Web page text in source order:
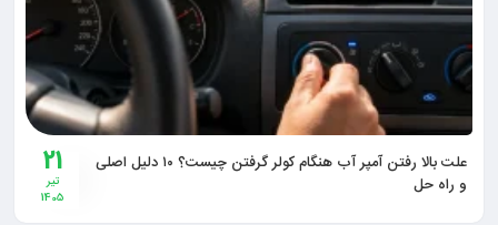
21
تیر
1405
علت بالا رفتن آمپر آب هنگام کولر گرفتن چیست؟ ۱۰ دلیل اصلی
و راه‌ حل